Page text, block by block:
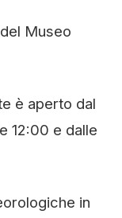
Museo
è aperto dal
12:00 e dalle
in